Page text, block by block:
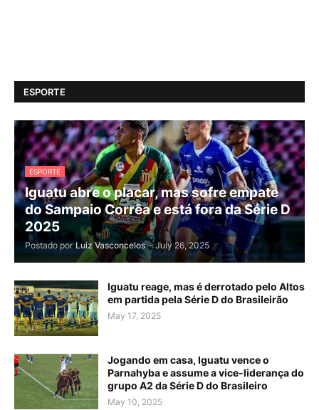
ESPORTE
ESPORTE
Iguatu abre o placar, mas sofre empate
do Sampaio Corrêa e está fora da Série D
2025
Postado por Luiz Vasconcelos - July 26, 2025
Iguatu reage, mas é derrotado pelo Altos
em partida pela Série D do Brasileirão
May 17, 2025
Jogando em casa, Iguatu vence o
Parnahyba e assume a vice-liderança do
grupo A2 da Série D do Brasileiro
May 10, 2025